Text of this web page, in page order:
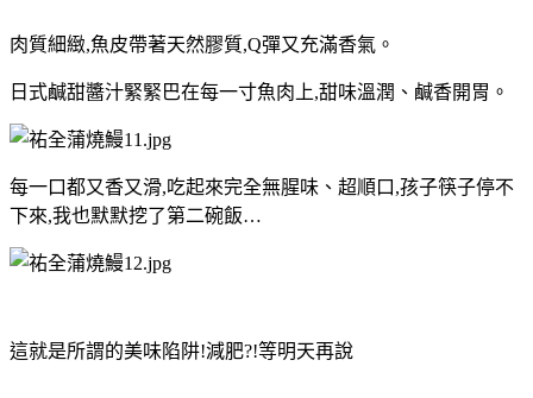
肉質細緻,魚皮帶著天然膠質,Q彈又充滿香氣。
日式鹹甜醬汁緊緊巴在每一寸魚肉上,甜味溫潤、鹹香開胃。
每一口都又香又滑,吃起來完全無腥味、超順口,孩子筷子停不
下來,我也默默挖了第二碗飯…
這就是所謂的美味陷阱!減肥?!等明天再說